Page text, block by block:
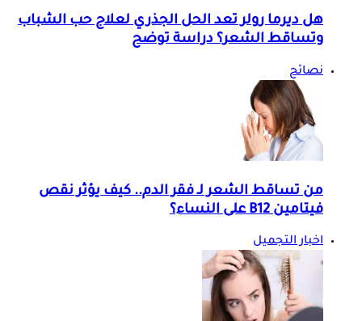
هل ديرما رولر تعد الحل الجذري لعلاج حب الشباب
وتساقط الشعر؟ دراسة توضح
نصائح
من تساقط الشعر لـ فقر الدم.. كيف يؤثر نقص
فيتامين B12 على النساء؟
اخبار التجميل